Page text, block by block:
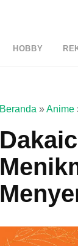
HOBBY
Beranda »Anime